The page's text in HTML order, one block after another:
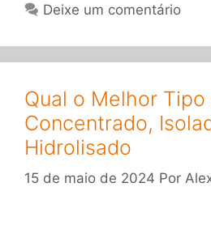
Deixe um comentário
Qual o Melhor Tipo
Concentrado,
Hidrolisado
15 de maio de 2024 Por